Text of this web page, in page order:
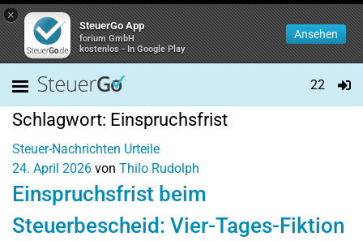
×
SteuerGo App
forium GmbH
kostenlos - In Google Play
Ansehen
22
Schlagwort: Einspruchsfrist
Steuer-Nachrichten Urteile
24. April 2026 von Thilo Rudolph
Einspruchsfrist beim
Steuerbescheid: Vier-Tages-Fiktion